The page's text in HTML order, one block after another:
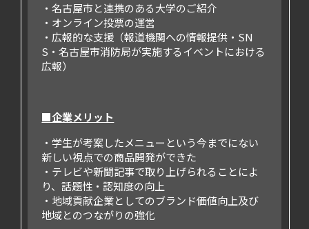
・名古屋市と連携のある大学のご紹介
・オンライン投票の運営
・広報的な支援（報道機関への情報提供・SN
S・名古屋市消防局が実施するイベントにおける
広報）
■企業メリット
・学生が考案したメニューという今までにない
新しい視点での商品開発ができた
・テレビや新聞記事で取り上げられることによ
り、話題性・認知度の向上
・地域貢献企業としてのブランド価値向上及び
地域とのつながりの強化